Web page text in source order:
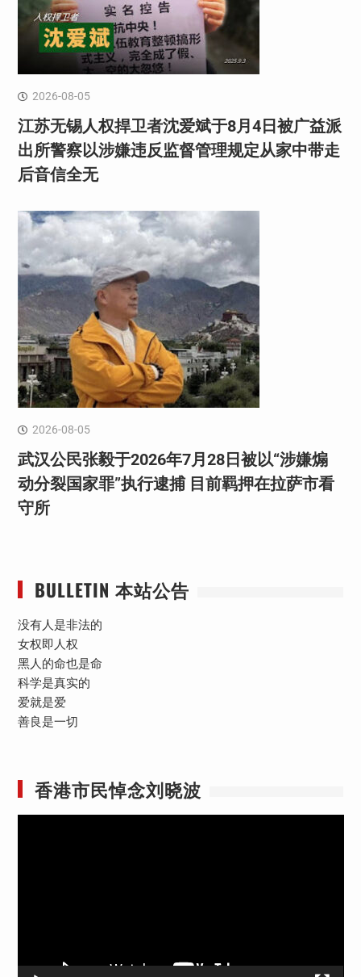
2026-08-05
江苏无锡人权捍卫者沈爱斌于8月4日被广益派
出所警察以涉嫌违反监督管理规定从家中带走
后音信全无
2026-08-05
武汉公民张毅于2026年7月28日被以“涉嫌煽
动分裂国家罪”执行逮捕 目前羁押在拉萨市看
守所
BULLETIN 本站公告
没有人是非法的
女权即人权
黑人的命也是命
科学是真实的
爱就是爱
善良是一切
香港市民悼念刘晓波